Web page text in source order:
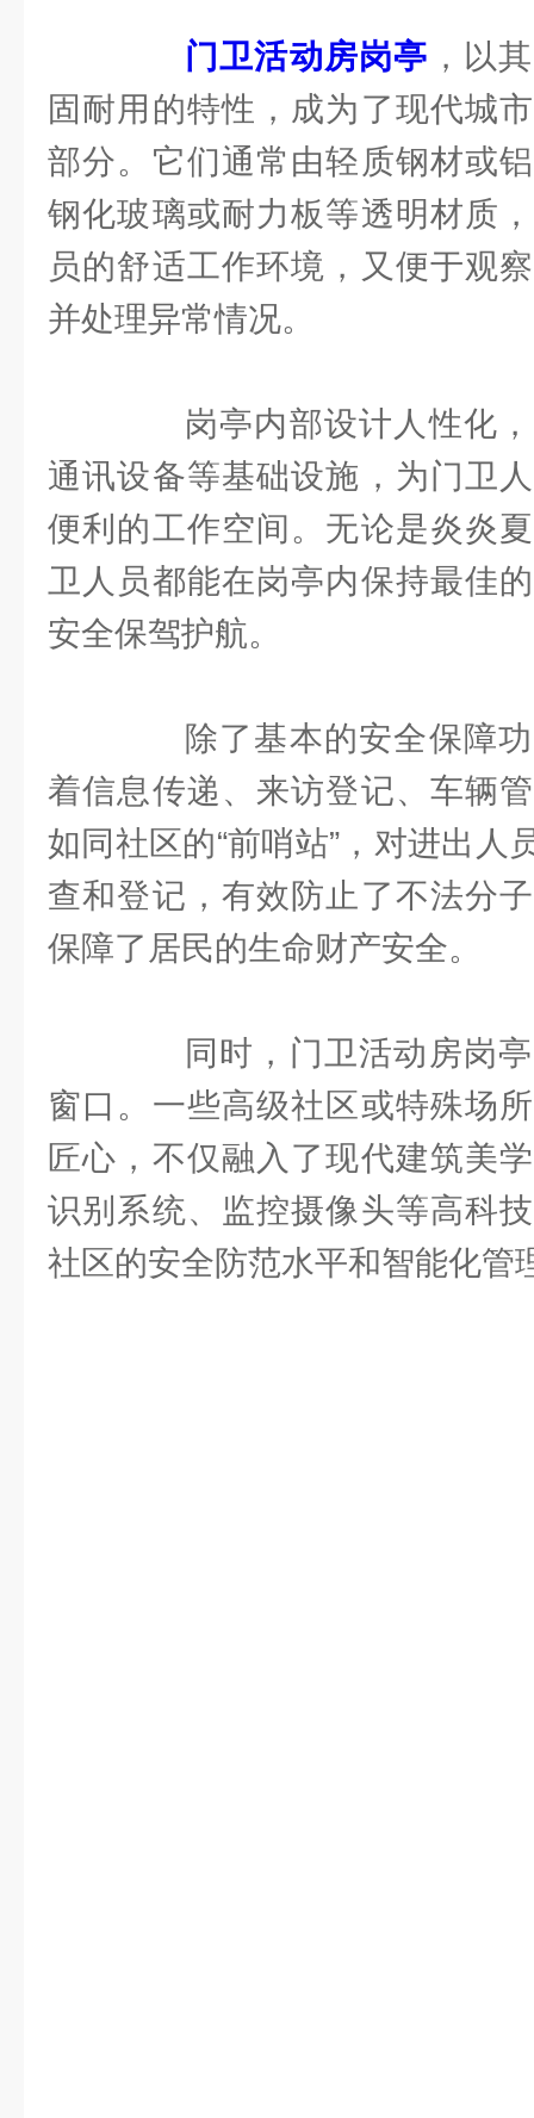
门卫活动房岗亭 ，以
固耐用的特性，成为了现代城
部分。它们通常由轻质钢材或
钢化玻璃或耐力板等透明材质
员的舒适工作环境，又便于观
并处理异常情况。
岗亭内部设计人性化，
通讯设备等基础设施，为门卫
便利的工作空间。无论是炎炎
卫人员都能在岗亭内保持最佳
安全保驾护航。
除了基本的安全保障功
着信息传递、来访登记、车辆
如同社区的“前哨站”，对进出人
查和登记，有效防止了不法分
保障了居民的生命财产安全。
同时，门卫活动房岗亭
窗口。一些高级社区或特殊场
匠心，不仅融入了现代建筑美
识别系统、监控摄像头等高科
社区的安全防范水平和智能化管